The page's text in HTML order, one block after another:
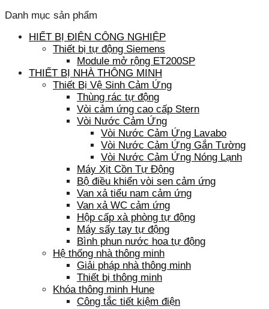
Danh mục sản phẩm
HIẾT BỊ ĐIỆN CÔNG NGHIỆP
Thiết bị tự động Siemens
Module mở rộng ET200SP
THIẾT BỊ NHÀ THÔNG MINH
Thiết Bị Vệ Sinh Cảm Ứng
Thùng rác tự động
Vòi cảm ứng cao cấp Stern
Vòi Nước Cảm Ứng
Vòi Nước Cảm Ứng Lavabo
Vòi Nước Cảm Ứng Gắn Tường
Vòi Nước Cảm Ứng Nóng Lạnh
Máy Xịt Cồn Tự Động
Bộ điều khiển vòi sen cảm ứng
Van xả tiểu nam cảm ứng
Van xả WC cảm ứng
Hộp cấp xà phòng tự động
Máy sấy tay tự động
Bình phun nước hoa tự động
Hệ thống nhà thông minh
Giải pháp nhà thông minh
Thiết bị thông minh
Khóa thông minh Hune
Công tắc tiết kiệm điện